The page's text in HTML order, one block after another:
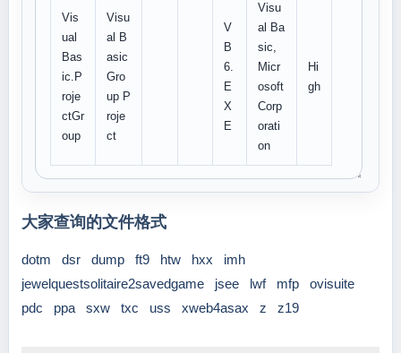
Vis
ual
Bas
ic.P
roje
ctGr
oup
Visu
al B
asic
Gro
up P
roje
ct
V
B
6.
E
X
E
Visu
al Ba
sic,
Micr
osoft
Corp
orati
on
Hi
gh
大家查询的文件格式
dotm dsr dump ft9 htw hxx
imh
jewelquestsolitaire2savedgame
jsee lwf mfp
ovisuite
pdc
ppa sxw txc uss xweb4asax z z19